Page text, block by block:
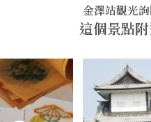
金澤站觀光
這個景點